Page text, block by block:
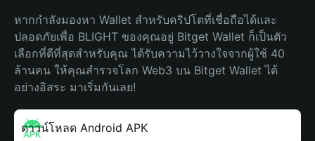
หากกำลังมองหา Wallet สำหรับคริปโตที่เชื่อถือได้และ
ปลอดภัยเพื่อ BLIGHT ของคุณอยู่ Bitget Wallet ก็เป็นตัว
เลือกที่ดีที่สุดสำหรับคุณ ได้รับความไว้วางใจจากผู้ใช้ 40
ล้านคน ให้คุณสำรวจโลก Web3 บน Bitget Wallet ได้
อย่างอิสระ มาเริ่มกันเลย!
ดาวน์โหลด Android APK